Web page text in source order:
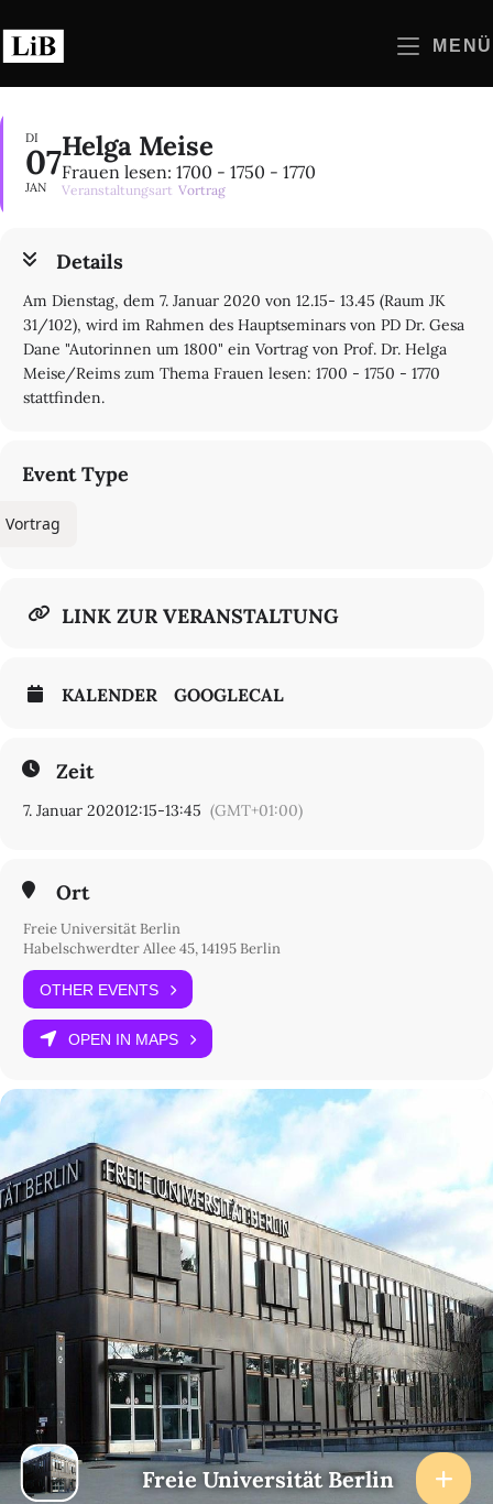
Inhalt
springen
MENÜ
DI
07
JAN
Helga Meise
Frauen lesen: 1700 - 1750 - 1770
Veranstaltungsart Vortrag
Details
Am Dienstag, dem 7. Januar 2020 von 12.15- 13.45 (Raum JK
31/102), wird im Rahmen des Hauptseminars von PD Dr. Gesa
Dane "Autorinnen um 1800" ein Vortrag von Prof. Dr. Helga
Meise/Reims zum Thema Frauen lesen: 1700 - 1750 - 1770
stattfinden.
Event Type
Vortrag
LINK ZUR VERANSTALTUNG
KALENDER GOOGLECAL
Zeit
7. Januar 202012:15-13:45 (GMT+01:00)
Ort
Freie Universität Berlin
Habelschwerdter Allee 45, 14195 Berlin
OTHER EVENTS
OPEN IN MAPS
Freie Universität Berlin